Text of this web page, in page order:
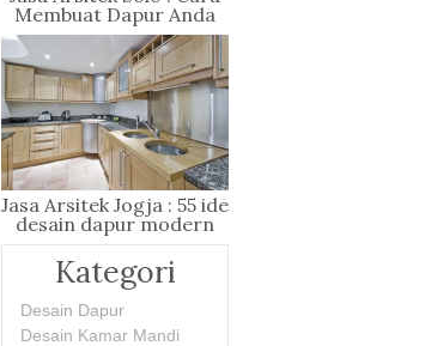
Membuat Dapur Anda
Terlihat Modern
Jasa Arsitek Jogja : 55 ide
desain dapur modern
Kategori
Desain Dapur
Desain Kamar Mandi